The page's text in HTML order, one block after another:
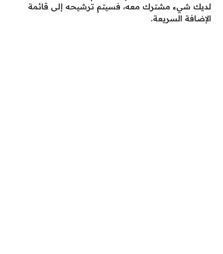
لديك شيء مشترك معه، فسيتم ترشيحه إلى قائمة
الإضافة السريعة.